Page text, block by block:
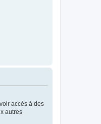
accès à des
autres